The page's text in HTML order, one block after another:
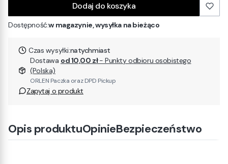
Dodaj do koszyka
Dostępność:w magazynie, wysyłka na bieżąco
Czas wysyłki:natychmiast
Dostawa od 10,00 zł- Punkty odbioru osobistego
(Polska)
ORLEN Paczka oraz DPD Pickup
Zapytaj o produkt
Opis produktuOpinieBezpieczeństwo